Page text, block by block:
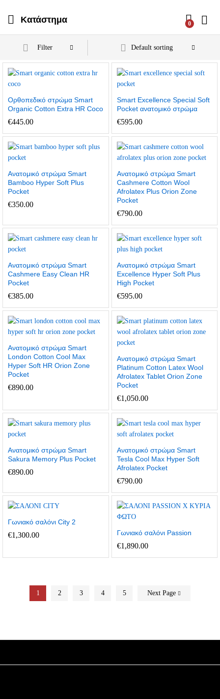
Κατάστημα 0
Filter Default sorting
Oρθοπεδικό στρώμα Smart
Organic Cotton Extra HR Coco
€445.00
Smart Excellence Special Soft
Pocket ανατομικό στρώμα
€595.00
Ανατομικό στρώμα Smart
Bamboo Hyper Soft Plus
Pocket
€350.00
Ανατομικό στρώμα Smart
Cashmere Cotton Wool
Afrolatex Plus Orion Zone
Pocket
€790.00
Ανατομικό στρώμα Smart
Cashmere Easy Clean HR
Pocket
€385.00
Ανατομικό στρώμα Smart
Excellence Hyper Soft Plus
High Pocket
€595.00
Ανατομικό στρώμα Smart
London Cotton Cool Max
Hyper Soft HR Orion Zone
Pocket
€890.00
Ανατομικό στρώμα Smart
Platinum Cotton Latex Wool
Afrolatex Tablet Orion Zone
Pocket
€1,050.00
Ανατομικό στρώμα Smart
Sakura Memory Plus Pocket
€890.00
Ανατομικό στρώμα Smart
Tesla Cool Max Hyper Soft
Afrolatex Pocket
€790.00
Γωνιακό σαλόνι City 2
€1,300.00 Γωνιακό σαλόνι Passion
€1,890.00
1 2 3 4 5 Next Page